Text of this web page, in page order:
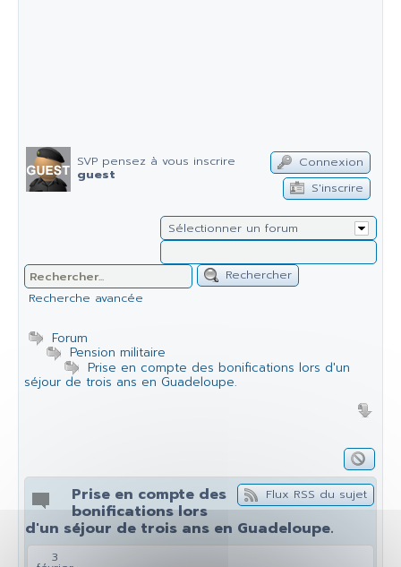
SVP pensez à vous inscrire
guest
Connexion
S'inscrire
Sélectionner un forum
Rechercher
Recherche avancée
Forum
Pension militaire
Prise en compte des bonifications lors d'un
séjour de trois ans en Guadeloupe.
Flux RSS du sujet
Prise en compte des
bonifications lors
d'un séjour de trois ans en Guadeloupe.
3